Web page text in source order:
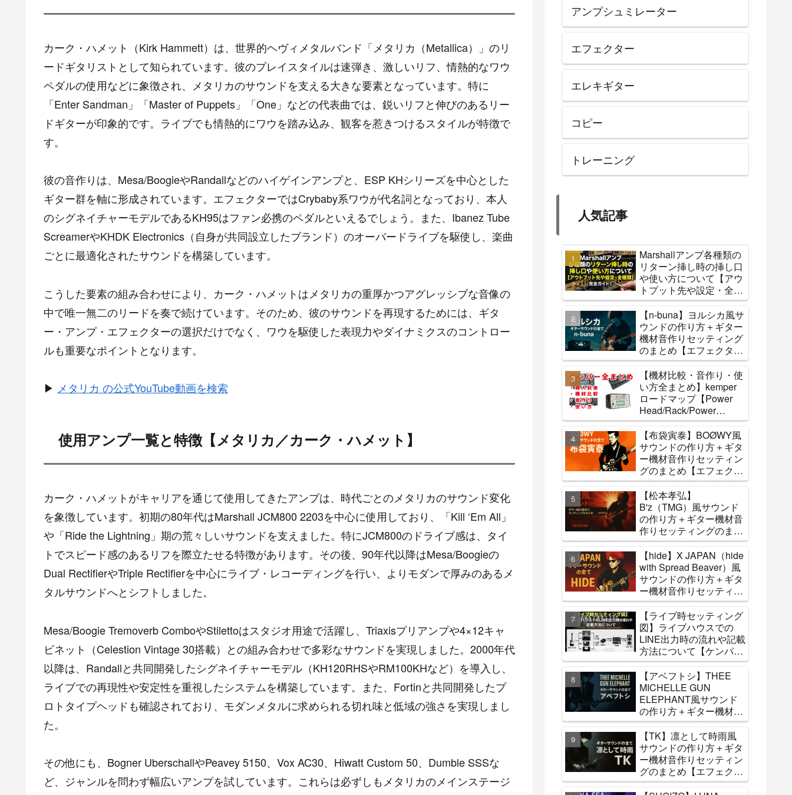
カーク・ハメット（Kirk Hammett）は、世界的ヘヴィメタルバンド「メタリカ（Metallica）」のリ
ードギタリストとして知られています。彼のプレイスタイルは速弾き、激しいリフ、情熱的なワウ
ペダルの使用などに象徴され、メタリカのサウンドを支える大きな要素となっています。特に
「Enter Sandman」「Master of Puppets」「One」などの代表曲では、鋭いリフと伸びのあるリー
ドギターが印象的です。ライブでも情熱的にワウを踏み込み、観客を惹きつけるスタイルが特徴で
す。
彼の音作りは、Mesa/BoogieやRandallなどのハイゲインアンプと、ESP KHシリーズを中心とした
ギター群を軸に形成されています。エフェクターではCrybaby系ワウが代名詞となっており、本人
のシグネイチャーモデルであるKH95はファン必携のペダルといえるでしょう。また、Ibanez Tube
ScreamerやKHDK Electronics（自身が共同設立したブランド）のオーバードライブを駆使し、楽曲
ごとに最適化されたサウンドを構築しています。
こうした要素の組み合わせにより、カーク・ハメットはメタリカの重厚かつアグレッシブな音像の
中で唯一無二のリードを奏で続けています。そのため、彼のサウンドを再現するためには、ギタ
ー・アンプ・エフェクターの選択だけでなく、ワウを駆使した表現力やダイナミクスのコントロー
ルも重要なポイントとなります。
▶ メタリカ の公式YouTube動画を検索
使用アンプ一覧と特徴【メタリカ／カーク・ハメット】
カーク・ハメットがキャリアを通じて使用してきたアンプは、時代ごとのメタリカのサウンド変化
を象徴しています。初期の80年代はMarshall JCM800 2203を中心に使用しており、「Kill ‘Em All」
や「Ride the Lightning」期の荒々しいサウンドを支えました。特にJCM800のドライブ感は、タイ
トでスピード感のあるリフを際立たせる特徴があります。その後、90年代以降はMesa/Boogieの
Dual RectifierやTriple Rectifierを中心にライブ・レコーディングを行い、よりモダンで厚みのあるメ
タルサウンドへとシフトしました。
Mesa/Boogie Tremoverb ComboやStilettoはスタジオ用途で活躍し、Triaxisプリアンプや4×12キャ
ビネット（Celestion Vintage 30搭載）との組み合わせで多彩なサウンドを実現しました。2000年代
以降は、Randallと共同開発したシグネイチャーモデル（KH120RHSやRM100KHなど）を導入し、
ライブでの再現性や安定性を重視したシステムを構築しています。また、Fortinと共同開発したプ
ロトタイプヘッドも確認されており、モダンメタルに求められる切れ味と低域の強さを実現しまし
た。
その他にも、Bogner UberschallやPeavey 5150、Vox AC30、Hiwatt Custom 50、Dumble SSSな
ど、ジャンルを問わず幅広いアンプを試しています。これらは必ずしもメタリカのメインステージ
アンプシュミレーター
エフェクター
エレキギター
コピー
トレーニング
人気記事
Marshallアンプ各種類の
リターン挿し時の挿し口
や使い方について【アウ
トプット先や設定・全種
類】
【n-buna】ヨルシカ風サ
ウンドの作り方＋ギター
機材音作りセッティング
のまとめ【エフェクタ
ー・アンプ】
【機材比較・音作り・使
い方全まとめ】kemper
ロードマップ【Power
Head/Rack/Power
Rack/stage】
【布袋寅泰】BOØWY風
サウンドの作り方＋ギタ
ー機材音作りセッティン
グのまとめ【エフェクタ
ー・アンプ】
【松本孝弘】
B'z（TMG）風サウンド
の作り方＋ギター機材音
作りセッティングのまと
め【エフェクター・アン
プ】
【hide】X JAPAN（hide
with Spread Beaver）風
サウンドの作り方＋ギタ
ー機材音作りセッティン
グのまとめ【エフェクタ
ー・アンプ】【コピーバ
ンドへ参考】
【ライブ時セッティング
図】ライブハウスでの
LINE出力時の流れや記載
方法について【ケンパ
ー・フラクタル・hx
stomp・Quad Cortexな
ど】
【アベフトシ】THEE
MICHELLE GUN
ELEPHANT風サウンド
の作り方＋ギター機材音
作りセッティングのまと
め【エフェクター・アン
プ】
【TK】凛として時雨風
サウンドの作り方＋ギタ
ー機材音作りセッティン
グのまとめ【エフェクタ
ー・アンプ】